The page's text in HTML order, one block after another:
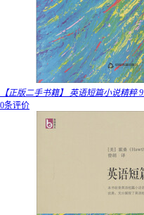
【正版二手书籍】 英语短篇小说精粹
0条评价